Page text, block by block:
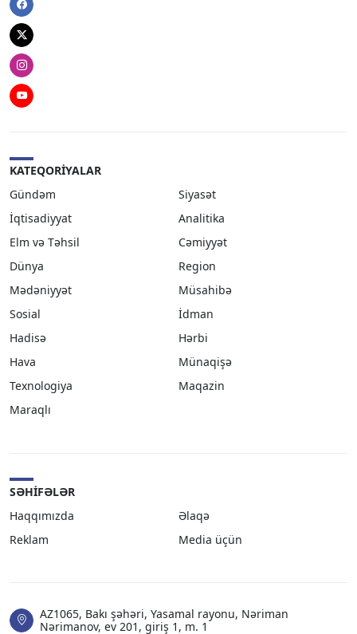
Facebook
Twitter
Instagram
Youtube
KATEQORIYALAR
Gündəm
Siyasət
İqtisadiyyat
Analitika
Elm və Təhsil
Cəmiyyət
Dünya
Region
Mədəniyyət
Müsahibə
Sosial
İdman
Hadisə
Hərbi
Hava
Münaqişə
Texnologiya
Maqazin
Maraqlı
SƏHIFƏLƏR
Haqqımızda
Əlaqə
Reklam
Media üçün
AZ1065, Bakı şəhəri, Yasamal rayonu, Nəriman
Nərimanov, ev 201, giriş 1, m. 1